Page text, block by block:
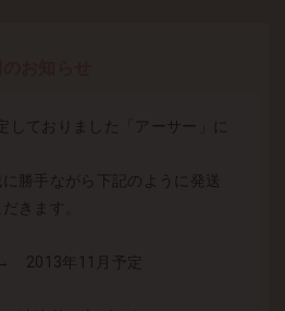
ておりました「アーサー」に
勝手ながら下記のように発送
きます。
2013年11月予定